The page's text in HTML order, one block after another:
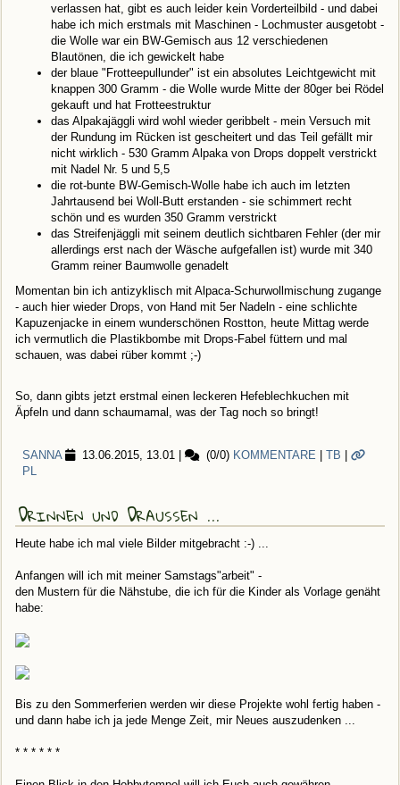
verlassen hat, gibt es auch leider kein Vorderteilbild - und dabei
habe ich mich erstmals mit Maschinen - Lochmuster ausgetobt -
die Wolle war ein BW-Gemisch aus 12 verschiedenen
Blautönen, die ich gewickelt habe
der blaue "Frotteepullunder" ist ein absolutes Leichtgewicht mit
knappen 300 Gramm - die Wolle wurde Mitte der 80ger bei Rödel
gekauft und hat Frotteestruktur
das Alpakajäggli wird wohl wieder geribbelt - mein Versuch mit
der Rundung im Rücken ist gescheitert und das Teil gefällt mir
nicht wirklich - 530 Gramm Alpaka von Drops doppelt verstrickt
mit Nadel Nr. 5 und 5,5
die rot-bunte BW-Gemisch-Wolle habe ich auch im letzten
Jahrtausend bei Woll-Butt erstanden - sie schimmert recht
schön und es wurden 350 Gramm verstrickt
das Streifenjäggli mit seinem deutlich sichtbaren Fehler (der mir
allerdings erst nach der Wäsche aufgefallen ist) wurde mit 340
Gramm reiner Baumwolle genadelt
Momentan bin ich antizyklisch mit Alpaca-Schurwollmischung zugange
- auch hier wieder Drops, von Hand mit 5er Nadeln - eine schlichte
Kapuzenjacke in einem wunderschönen Rostton, heute Mittag werde
ich vermutlich die Plastikbombe mit Drops-Fabel füttern und mal
schauen, was dabei rüber kommt ;-)
So, dann gibts jetzt erstmal einen leckeren Hefeblechkuchen mit
Äpfeln und dann schaumamal, was der Tag noch so bringt!
SANNA 13.06.2015, 13.01 (0/0) KOMMENTARE TB
PL
Drinnen und Draussen ...
Heute habe ich mal viele Bilder mitgebracht :-) ...
Anfangen will ich mit meiner Samstags"arbeit" -
den Mustern für die Nähstube, die ich für die Kinder als Vorlage genäht
habe:
Bis zu den Sommerferien werden wir diese Projekte wohl fertig haben -
und dann habe ich ja jede Menge Zeit, mir Neues auszudenken ...
* * * * * *